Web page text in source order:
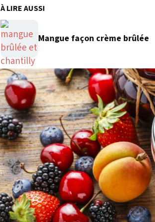
À LIRE AUSSI
Mangue façon crème brûlée